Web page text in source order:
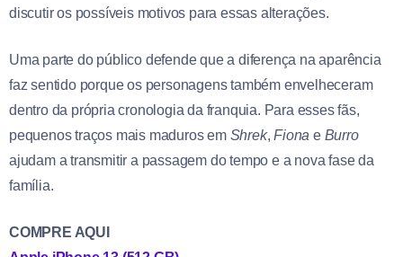
discutir os possíveis motivos para essas alterações.
Uma parte do público defende que a diferença na aparência
faz sentido porque os personagens também envelheceram
dentro da própria cronologia da franquia. Para esses fãs,
pequenos traços mais maduros em Shrek,Fiona e Burro
ajudam a transmitir a passagem do tempo e a nova fase da
família.
COMPRE AQUI